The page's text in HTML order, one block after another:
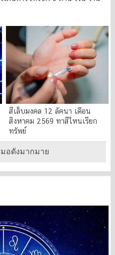
สีเล็บมงคล 12 ลัคนา เดือน
สิงหาคม 2569 ทาสีไหนเรียก
ทรัพย์
อดังมากมาย